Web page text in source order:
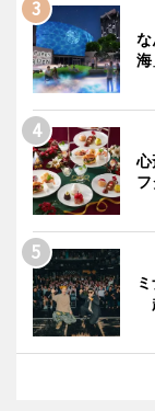
な
心